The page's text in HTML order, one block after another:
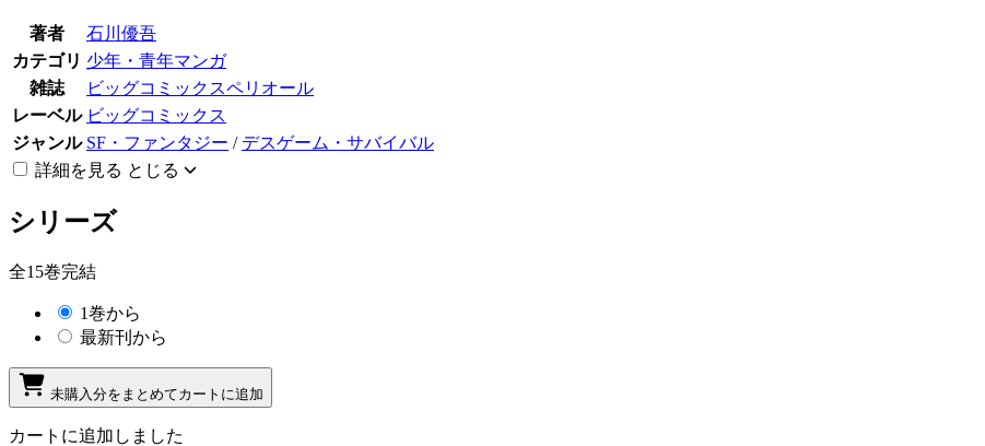
著者
石川優吾
カテゴリ 少年・青年マンガ
雑誌
ビッグコミックスペリオール
レーベル ビッグコミックス
ジャンル SF・ファンタジー / デスゲーム・サバイバル
詳細を見る とじる
シリーズ
全15巻完結
1巻から
最新刊から
未購入分をまとめてカートに追加
カートに追加しました